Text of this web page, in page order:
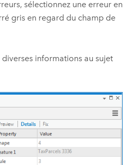
sélectionnez une erreur en
gris en regard du champ de
diverses informations au sujet